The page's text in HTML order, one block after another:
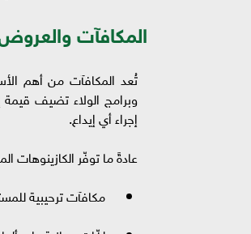
المكافآت
تُعد المكافآت من أهم
وبرامج الولاء تضيف
إجراء أي إيداع.
عادةً ما توفّر الكازينوهات
مكافآت ترحيبية